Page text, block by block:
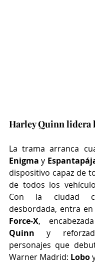
Harley Quinn lidera
La trama arranca
Enigma y
dispositivo capaz de
de todos los
Con la ciudad
desbordada, entra
Force-X,
Quinn y
personajes que
Warner Madrid: Lobo